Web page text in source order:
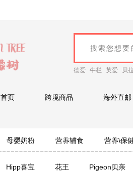
德爱 牛栏 英爱 贝
首页 跨境商品 海外直邮
母婴奶粉 营养辅食 营养\保
Hipp喜宝 花王 Pigeon贝亲